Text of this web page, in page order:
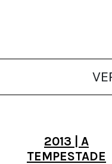
2013 | A
TEMPESTADE